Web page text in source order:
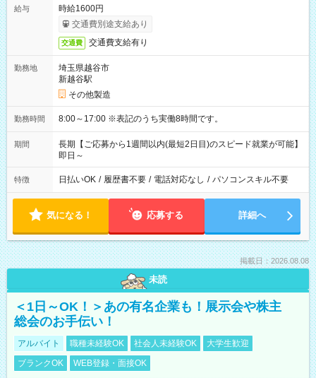
給与
時給1600円
交通費別途支給あり
交通費 交通費支給有り
勤務地
埼玉県越谷市
新越谷駅
その他製造
勤務時間 8:00～17:00 ※表記のうち実働8時間です。
期間
長期【ご応募から1週間以内(最短2日目)のスピード就業が可能】
即日～
特徴 日払いOK / 履歴書不要 / 電話対応なし / パソコンスキル不要
気になる！ 応募する 詳細へ
掲載日：2026.08.08
未読
＜1日～OK！＞あの有名企業も！展示会や株主
総会のお手伝い！
アルバイト 職種未経験OK 社会人未経験OK
大学生歓迎
ブランクOK
WEB登録・面接OK